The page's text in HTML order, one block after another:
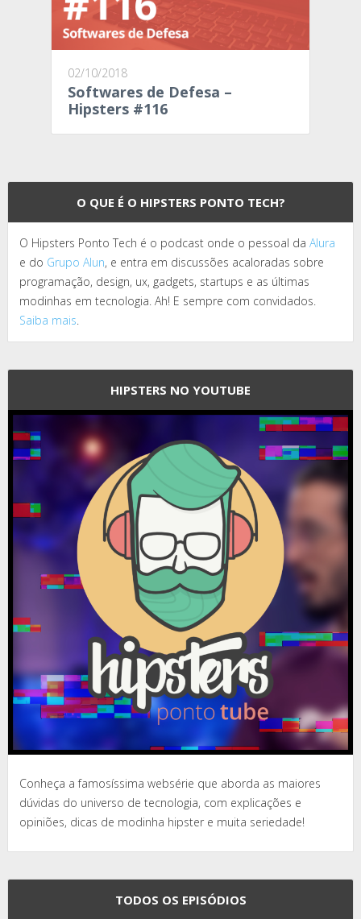
02/10/2018
Softwares de Defesa –
Hipsters #116
O QUE É O HIPSTERS PONTO TECH?
O Hipsters Ponto Tech é o podcast onde o pessoal da Alura
e do Grupo Alun, e entra em discussões acaloradas sobre
programação, design, ux, gadgets, startups e as últimas
modinhas em tecnologia. Ah! E sempre com convidados.
Saiba mais.
HIPSTERS NO YOUTUBE
Conheça a famosíssima websérie que aborda as maiores
dúvidas do universo de tecnologia, com explicações e
opiniões, dicas de modinha hipster e muita seriedade!
TODOS OS EPISÓDIOS